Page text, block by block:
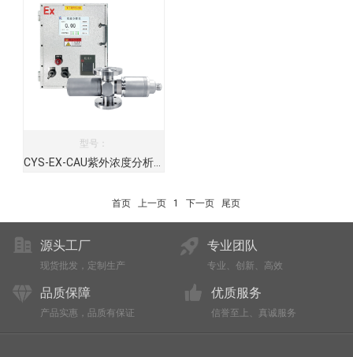
型号：
CYS-EX-CAU紫外浓度分析仪在线光谱仪
首页 上一页 1 下一页 尾页
源头工厂
现货批发，定制生产
专业团队
专业、创新、高效
品质保障
产品实惠，品质有保证
优质服务
信誉至上、真诚服务